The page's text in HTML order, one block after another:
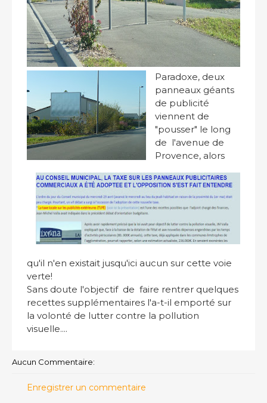
Paradoxe, deux
panneaux géants
de publicité
viennent de
"pousser" le long
de l'avenue de
Provence, alors
qu'il n'en existait jusqu'ici aucun sur cette voie
verte!
Sans doute l'objectif de faire rentrer quelques
recettes supplémentaires l'a-t-il emporté sur
la volonté de lutter contre la pollution
visuelle....
Aucun Commentaire:
Enregistrer un commentaire